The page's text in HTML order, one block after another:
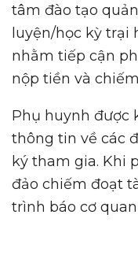
tâm đào tạo
luyện/học kỳ trại
nhằm tiếp cận
nộp tiền và
Phụ huynh được
thông tin về các
ký tham gia. Khi
đảo chiếm đoạt
trình báo cơ